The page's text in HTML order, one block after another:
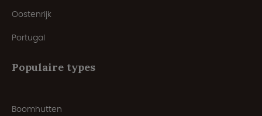
Oostenrijk
Portugal
Populaire types
Boomhutten